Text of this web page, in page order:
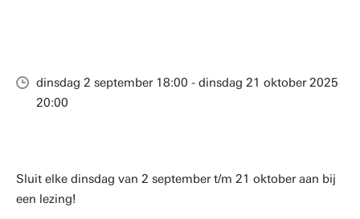
dinsdag 2 september 18:00 - dinsdag 21 oktober 2025
20:00
Sluit elke dinsdag van 2 september t/m 21 oktober aan bij
een lezing!